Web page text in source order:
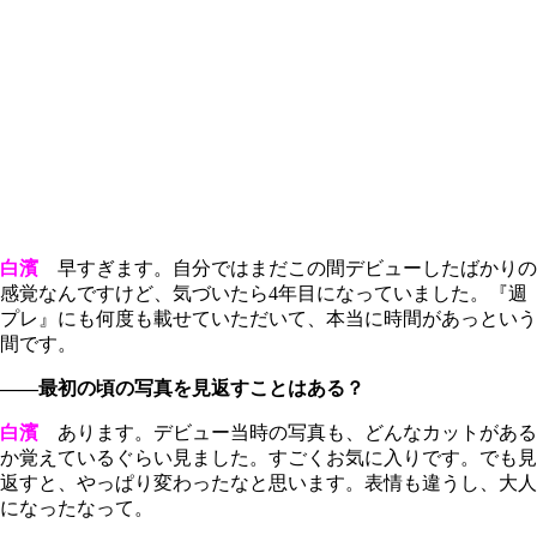
白濱 早すぎます。自分ではまだこの間デビューしたばかりの
感覚なんですけど、気づいたら4年目になっていました。『週
プレ』にも何度も載せていただいて、本当に時間があっという
間です。
――最初の頃の写真を見返すことはある？
白濱 あります。デビュー当時の写真も、どんなカットがある
か覚えているぐらい見ました。すごくお気に入りです。でも見
返すと、やっぱり変わったなと思います。表情も違うし、大人
になったなって。